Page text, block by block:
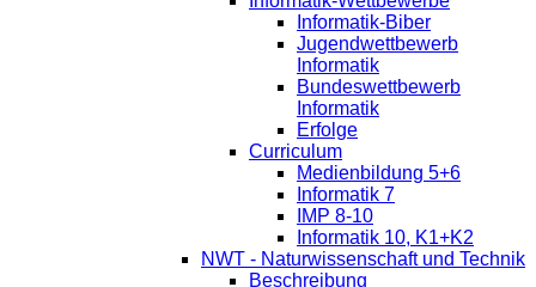
Informatik-Biber
Jugendwettbewerb
Informatik
Bundeswettbewerb
Informatik
Erfolge
Curriculum
Medienbildung 5+6
Informatik 7
IMP 8-10
Informatik 10, K1+K2
NWT - Naturwissenschaft und Technik
Beschreibung